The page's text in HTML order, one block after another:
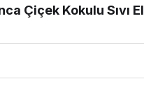
Çiçek Kokulu Sıvı